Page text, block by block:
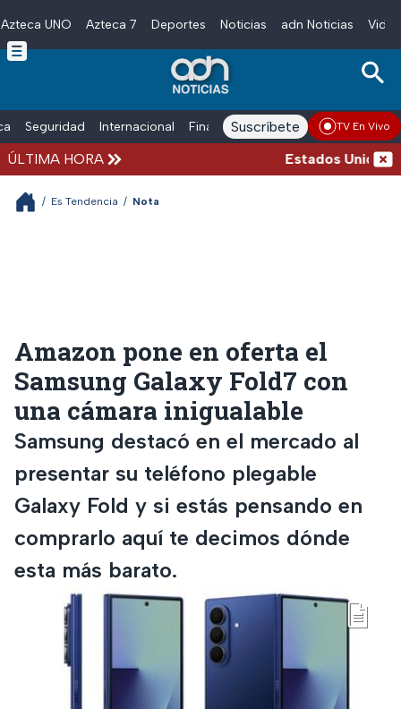
Skip to main content
Azteca UNO Azteca 7 Deportes Noticias adn Noticias
Seguridad Internacional Finanzas adn Noticias Radio
Suscríbete TV En Vivo
ÚLTIMA HORA Estados Unidos
/ Es Tendencia / Nota
Amazon pone en oferta el
Samsung Galaxy Fold7 con
una cámara inigualable
Samsung destacó en el mercado al
presentar su teléfono plegable
Galaxy Fold y si estás pensando en
comprarlo aquí te decimos dónde
esta más barato.